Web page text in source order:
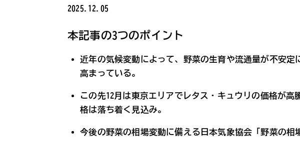
2025.12.05
本記事の3つのポイント
近年の気候変動によって、野菜の生育や流通量が不安定
高まっている。
この先12月は東京エリアでレタス・キュウリの価格が
格は落ち着く見込み。
今後の野菜の相場変動に備える日本気象協会「野菜の相